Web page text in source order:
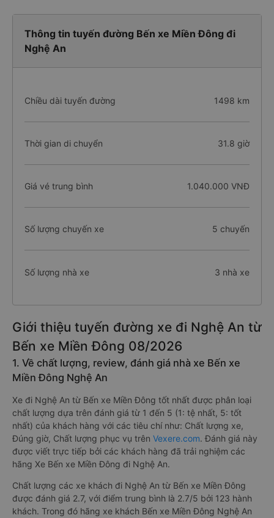
Thông tin tuyến đường Bến xe Miền Đông đi
Nghệ An
Chiều dài tuyến đường 1498 km
Thời gian di chuyển 31.8 giờ
Giá vé trung bình 1.040.000 VNĐ
Số lượng chuyến xe 5 chuyến
Số lượng nhà xe 3 nhà xe
Giới thiệu tuyến đường xe đi Nghệ An từ
Bến xe Miền Đông 08/2026
1. Về chất lượng, review, đánh giá nhà xe Bến xe
Miền Đông Nghệ An
Xe đi Nghệ An từ Bến xe Miền Đông tốt nhất được phân loại
chất lượng dựa trên đánh giá từ 1 đến 5 (1: tệ nhất, 5: tốt
nhất) của khách hàng với các tiêu chí như: Chất lượng xe,
Đúng giờ, Chất lượng phục vụ trên Vexere.com. Đánh giá này
được viết trực tiếp bởi các khách hàng đã trải nghiệm các
hãng Xe Bến xe Miền Đông đi Nghệ An.
Chất lượng các xe khách đi Nghệ An từ Bến xe Miền Đông
được đánh giá 2.7, với điểm trung bình là 2.7/5 bởi 123 hành
khách. Trong đó hãng xe khách Bến xe Miền Đông Nghệ An